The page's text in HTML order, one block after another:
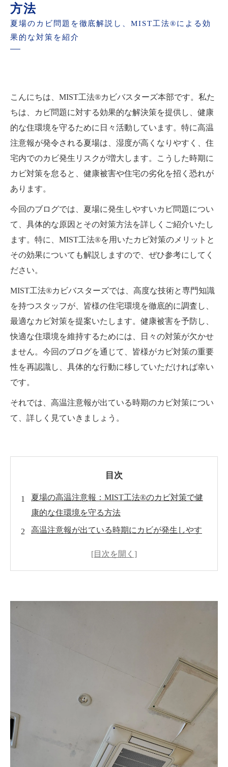
方法
夏場のカビ問題を徹底解説し、MIST工法®による効
果的な対策を紹介
こんにちは、MIST工法®カビバスターズ本部です。私た
ちは、カビ問題に対する効果的な解決策を提供し、健康
的な住環境を守るために日々活動しています。特に高温
注意報が発令される夏場は、湿度が高くなりやすく、住
宅内でのカビ発生リスクが増大します。こうした時期に
カビ対策を怠ると、健康被害や住宅の劣化を招く恐れが
あります。
今回のブログでは、夏場に発生しやすいカビ問題につい
て、具体的な原因とその対策方法を詳しくご紹介いたし
ます。特に、MIST工法®を用いたカビ対策のメリットと
その効果についても解説しますので、ぜひ参考にしてく
ださい。
MIST工法®カビバスターズでは、高度な技術と専門知識
を持つスタッフが、皆様の住宅環境を徹底的に調査し、
最適なカビ対策を提案いたします。健康被害を予防し、
快適な住環境を維持するためには、日々の対策が欠かせ
ません。今回のブログを通じて、皆様がカビ対策の重要
性を再認識し、具体的な行動に移していただければ幸い
です。
それでは、高温注意報が出ている時期のカビ対策につい
て、詳しく見ていきましょう。
目次
夏場の高温注意報：MIST工法®のカビ対策で健
康的な住環境を守る方法
高温注意報が出ている時期にカビが発生しやす
の役割